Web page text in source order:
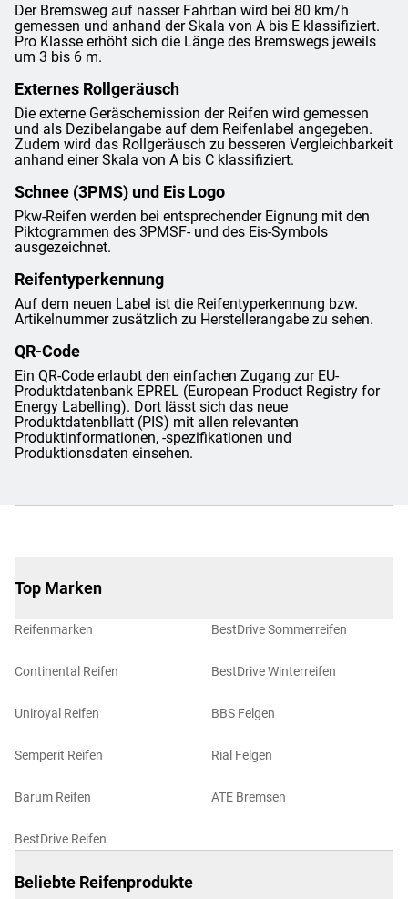
Der Bremsweg auf nasser Fahrban wird bei 80 km/h
gemessen und anhand der Skala von A bis E klassifiziert.
Pro Klasse erhöht sich die Länge des Bremswegs jeweils
um 3 bis 6 m.
Externes Rollgeräusch
Die externe Geräschemission der Reifen wird gemessen
und als Dezibelangabe auf dem Reifenlabel angegeben.
Zudem wird das Rollgeräusch zu besseren Vergleichbarkeit
anhand einer Skala von A bis C klassifiziert.
Schnee (3PMS) und Eis Logo
Pkw-Reifen werden bei entsprechender Eignung mit den
Piktogrammen des 3PMSF- und des Eis-Symbols
ausgezeichnet.
Reifentyperkennung
Auf dem neuen Label ist die Reifentyperkennung bzw.
Artikelnummer zusätzlich zu Herstellerangabe zu sehen.
QR-Code
Ein QR-Code erlaubt den einfachen Zugang zur EU-
Produktdatenbank EPREL (European Product Registry for
Energy Labelling). Dort lässt sich das neue
Produktdatenbllatt (PIS) mit allen relevanten
Produktinformationen, -spezifikationen und
Produktionsdaten einsehen.
Top Marken
Reifenmarken
Continental Reifen
Uniroyal Reifen
Semperit Reifen
Barum Reifen
BestDrive Reifen
BestDrive Sommerreifen
BestDrive Winterreifen
BBS Felgen
Rial Felgen
ATE Bremsen
Beliebte Reifenprodukte